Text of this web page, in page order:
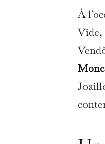
À
Vide,